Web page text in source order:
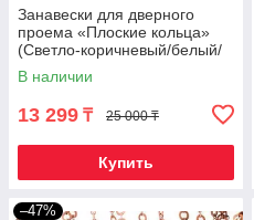
Занавески для дверного
проема «Плоские кольца»
(Светло-коричневый/белый/
темно-коричневый)
В наличии
13 299 ₸ 25 000 ₸
Купить
–47%